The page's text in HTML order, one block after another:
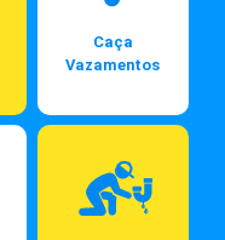
Caça
Vazamentos